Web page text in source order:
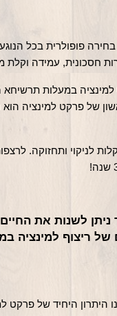
חסכונית, עמידה וקלת
ריצוף למינציה
היתרון היחיד של פרקט